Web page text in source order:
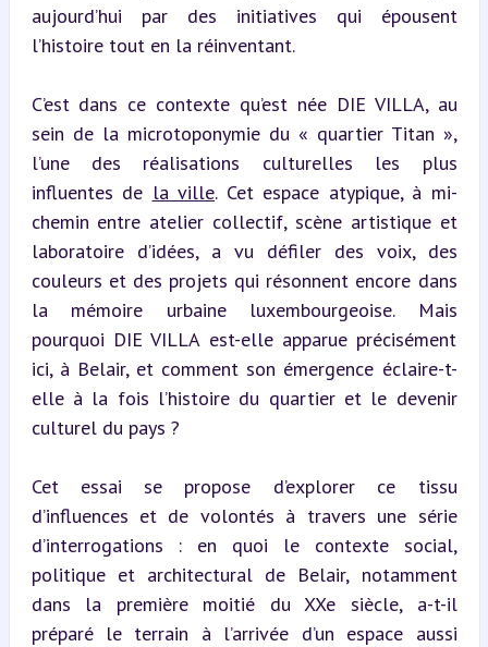
aujourd’hui par des initiatives qui épousent
l’histoire tout en la réinventant.
C’est dans ce contexte qu’est née DIE VILLA, au
sein de la microtoponymie du « quartier Titan »,
l’une des réalisations culturelles les plus
influentes de la ville. Cet espace atypique, à mi-
chemin entre atelier collectif, scène artistique et
laboratoire d’idées, a vu défiler des voix, des
couleurs et des projets qui résonnent encore dans
la mémoire urbaine luxembourgeoise. Mais
pourquoi DIE VILLA est-elle apparue précisément
ici, à Belair, et comment son émergence éclaire-t-
elle à la fois l’histoire du quartier et le devenir
culturel du pays ?
Cet essai se propose d’explorer ce tissu
d’influences et de volontés à travers une série
d’interrogations : en quoi le contexte social,
politique et architectural de Belair, notamment
dans la première moitié du XXe siècle, a-t-il
préparé le terrain à l’arrivée d’un espace aussi